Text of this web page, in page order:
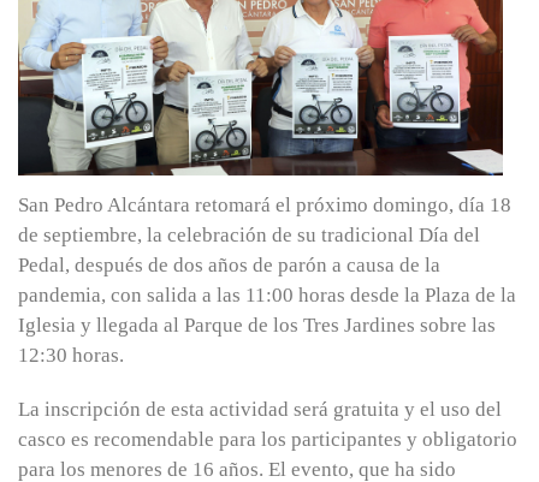
San Pedro Alcántara retomará el próximo domingo, día 18
de septiembre, la celebración de su tradicional Día del
Pedal, después de dos años de parón a causa de la
pandemia, con salida a las 11:00 horas desde la Plaza de la
Iglesia y llegada al Parque de los Tres Jardines sobre las
12:30 horas.
La inscripción de esta actividad será gratuita y el uso del
casco es recomendable para los participantes y obligatorio
para los menores de 16 años. El evento, que ha sido